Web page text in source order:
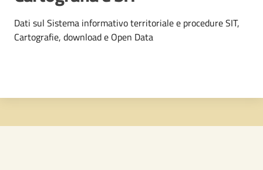
Dettagli dell'argomento
Dati sul Sistema informativo territoriale e procedure SIT,
Cartografie, download e Open Data